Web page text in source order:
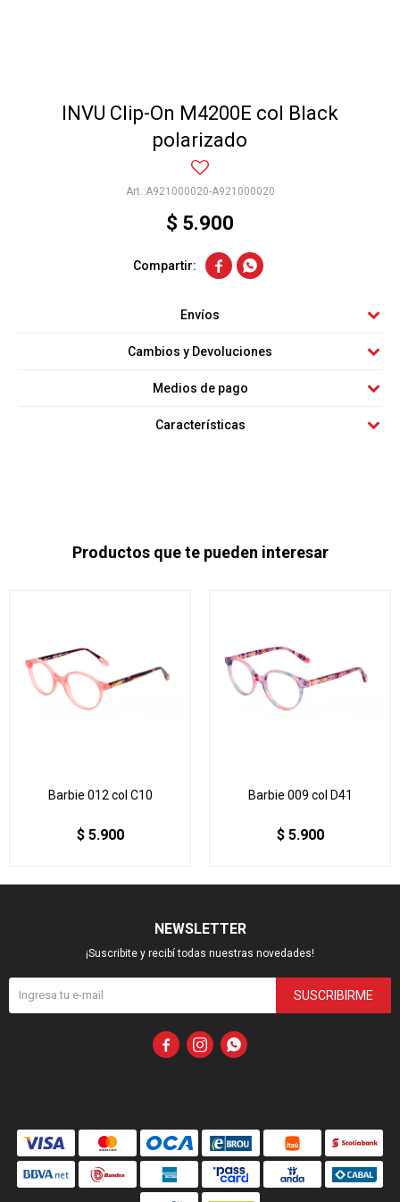
INVU Clip-On M4200E col Black
polarizado
A921000020-A921000020
$ 5.900
 
Envíos
Cambios y Devoluciones
Medios de pago
Características
Productos que te pueden interesar
Barbie 012 col C10
$ 5.900
Barbie 009 col D41
$ 5.900
NEWSLETTER
¡Suscribite y recibí todas nuestras novedades!
SUSCRIBIRME
  